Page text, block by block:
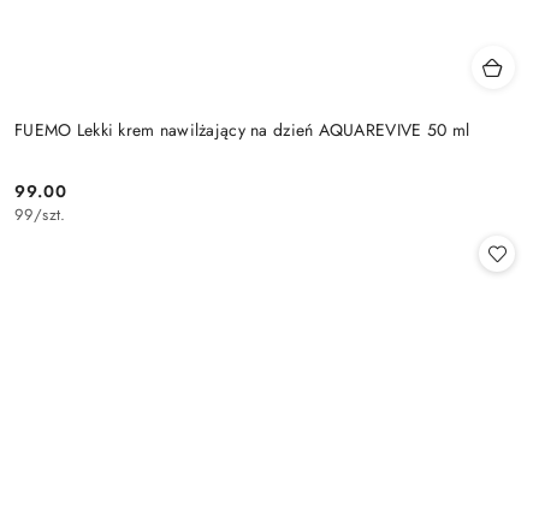
FUEMO Lekki krem nawilżający na dzień AQUAREVIVE 50 ml
Cena:
99.00
99/szt.